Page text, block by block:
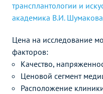
трансплантологии и
академика В.И. Шумакова
Цена на исследование
факторов:
Качество,
Ценовой сегмент
Расположение